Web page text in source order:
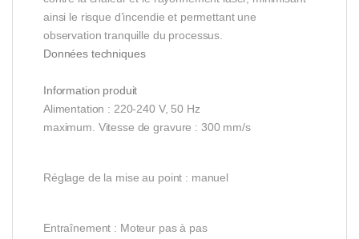
ainsi le risque d’incendie et permettant une
observation tranquille du processus.
Données techniques
Information produit
Alimentation : 220-240 V, 50 Hz
maximum. Vitesse de gravure : 300 mm/s
Réglage de la mise au point : manuel
Entraînement : Moteur pas à pas